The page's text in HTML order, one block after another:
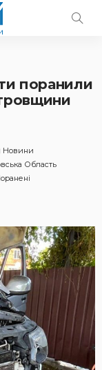
поранили
Новини
Область